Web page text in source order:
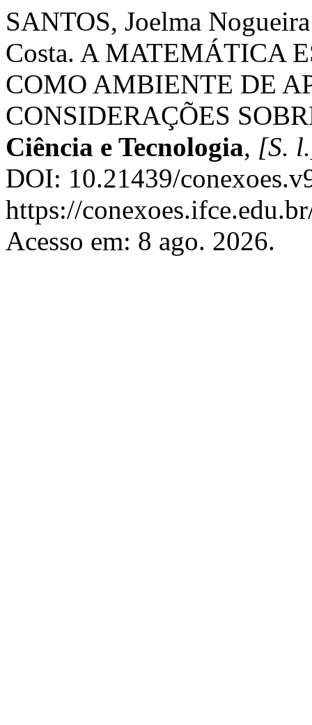
SANTOS, Joelma
Costa. A MATEMÁTICA
COMO AMBIENTE DE
CONSIDERAÇÕES
Ciência e Tecnologia, [S.
DOI: 10.21439/
https://
Acesso em: 8 ago. 2026.